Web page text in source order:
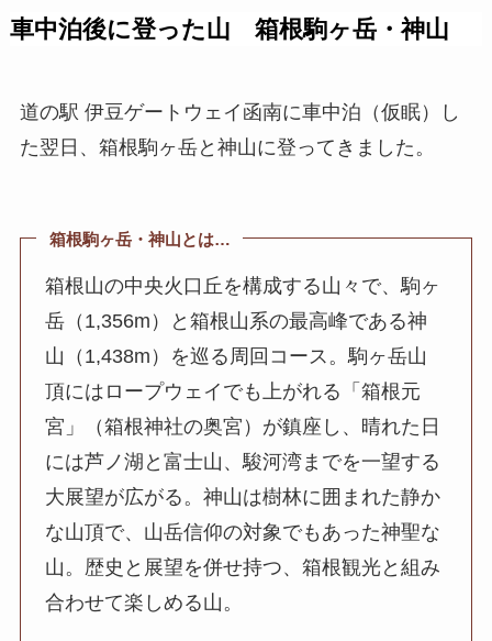
車中泊後に登った山 箱根駒ヶ岳・神山
道の駅 伊豆ゲートウェイ函南に車中泊（仮眠）し
た翌日、箱根駒ヶ岳と神山に登ってきました。
箱根駒ヶ岳・神山とは…
箱根山の中央火口丘を構成する山々で、駒ヶ
岳（1,356m）と箱根山系の最高峰である神
山（1,438m）を巡る周回コース。駒ヶ岳山
頂にはロープウェイでも上がれる「箱根元
宮」（箱根神社の奥宮）が鎮座し、晴れた日
には芦ノ湖と富士山、駿河湾までを一望する
大展望が広がる。神山は樹林に囲まれた静か
な山頂で、山岳信仰の対象でもあった神聖な
山。歴史と展望を併せ持つ、箱根観光と組み
合わせて楽しめる山。